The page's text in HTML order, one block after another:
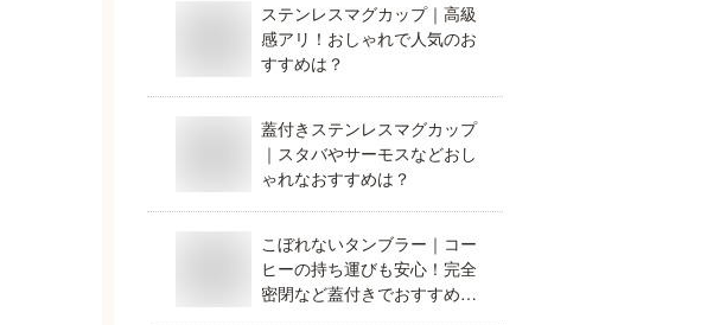
ステンレスマグカップ｜高級
感アリ！おしゃれで人気のお
すすめは？
蓋付きステンレスマグカップ
｜スタバやサーモスなどおし
ゃれなおすすめは？
こぼれないタンブラー｜コー
ヒーの持ち運びも安心！完全
密閉など蓋付きでおすすめ